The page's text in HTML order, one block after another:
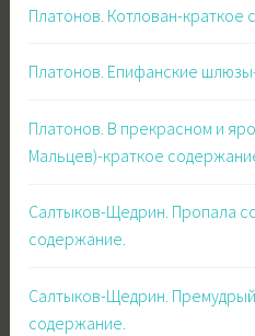
Платонов. Котлован-краткое
Платонов. Епифанские
Платонов. В прекрасном и
Мальцев)-краткое
Салтыков-Щедрин. Пропала
содержание.
Салтыков-Щедрин.
содержание.